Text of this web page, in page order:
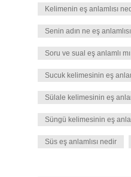
Kelimenin eş anlamlısı
Senin adın ne eş anlamlısı
Soru ve sual eş anlamlı mı
Sucuk kelimesinin eş
Sülale kelimesinin eş
Süngü kelimesinin eş
Süs eş anlamlısı nedir